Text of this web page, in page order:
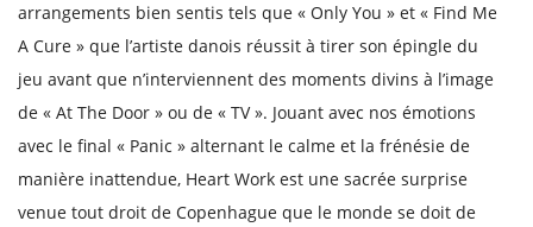
arrangements bien sentis tels que « Only You » et « Find Me
A Cure » que l’artiste danois réussit à tirer son épingle du
jeu avant que n’interviennent des moments divins à l’image
de « At The Door » ou de « TV ». Jouant avec nos émotions
avec le final « Panic » alternant le calme et la frénésie de
manière inattendue, Heart Work est une sacrée surprise
venue tout droit de Copenhague que le monde se doit de